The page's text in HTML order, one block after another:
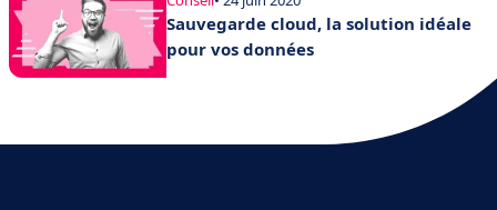
Sauvegarde cloud, la solution idéale
pour vos données